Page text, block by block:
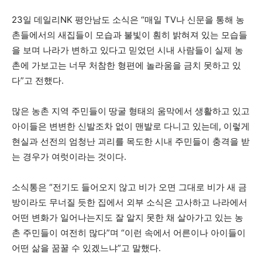
23일 데일리NK 평안남도 소식은 “매일 TV나 신문을 통해 농
촌들에서의 새집들이 모습과 불빛이 훤히 밝혀져 있는 모습들
을 보며 나라가 변하고 있다고 믿었던 시내 사람들이 실제 농
촌에 가보고는 너무 처참한 형편에 놀라움을 금치 못하고 있
다”고 전했다.
많은 농촌 지역 주민들이 땅굴 형태의 움막에서 생활하고 있고
아이들은 변변한 신발조차 없이 맨발로 다니고 있는데, 이렇게
현실과 선전의 엄청난 괴리를 목도한 시내 주민들이 충격을 받
는 경우가 여럿이라는 것이다.
소식통은 “전기도 들어오지 않고 비가 오면 그대로 비가 새 금
방이라도 무너질 듯한 집에서 외부 소식은 고사하고 나라에서
어떤 변화가 일어나는지도 잘 알지 못한 채 살아가고 있는 농
촌 주민들이 여전히 많다”며 “이런 속에서 어른이나 아이들이
어떤 삶을 꿈꿀 수 있겠느냐”고 말했다.